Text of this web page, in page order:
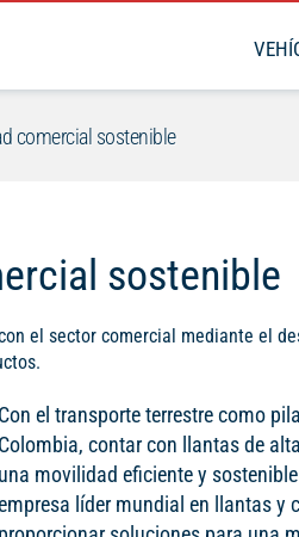
comercial sostenible
sostenible
el sector comercial mediante el
Con el transporte terrestre como
Colombia, contar con llantas de
una movilidad eficiente y
líder mundial en llantas y